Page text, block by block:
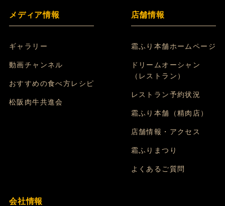
メディア情報
ギャラリー
動画チャンネル
おすすめの食べ方レシピ
松阪肉牛共進会
店舗情報
霜ふり本舗ホームページ
ドリームオーシャン
（レストラン）
レストラン予約状況
霜ふり本舗（精肉店）
店舗情報・アクセス
霜ふりまつり
よくあるご質問
会社情報